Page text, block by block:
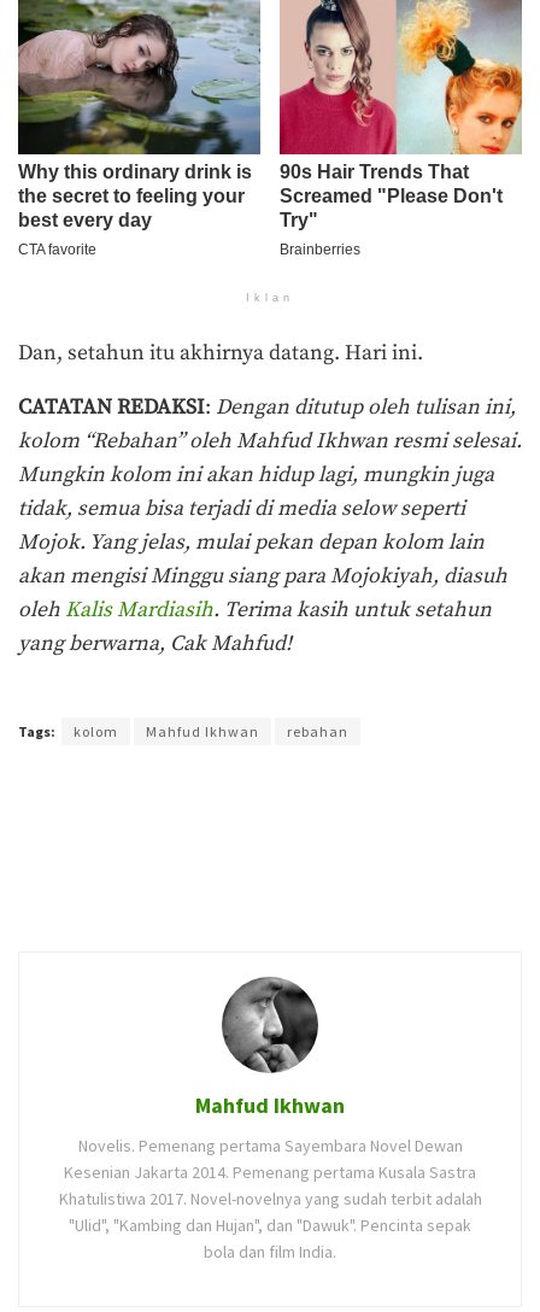
Iklan
Dan, setahun itu akhirnya datang. Hari ini.
CATATAN REDAKSI: Dengan ditutup oleh tulisan ini,
kolom “Rebahan” oleh Mahfud Ikhwan resmi selesai.
Mungkin kolom ini akan hidup lagi, mungkin juga
tidak, semua bisa terjadi di media selow seperti
Mojok. Yang jelas, mulai pekan depan kolom lain
akan mengisi Minggu siang para Mojokiyah, diasuh
oleh Kalis Mardiasih. Terima kasih untuk setahun
yang berwarna, Cak Mahfud!
Tags: kolom Mahfud Ikhwan rebahan
Mahfud Ikhwan
Novelis. Pemenang pertama Sayembara Novel Dewan
Kesenian Jakarta 2014. Pemenang pertama Kusala Sastra
Khatulistiwa 2017. Novel-novelnya yang sudah terbit adalah
"Ulid", "Kambing dan Hujan", dan "Dawuk". Pencinta sepak
bola dan film India.